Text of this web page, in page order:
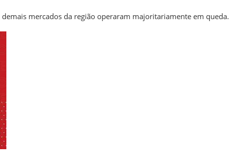
mercados da região operaram majoritariamente em queda.